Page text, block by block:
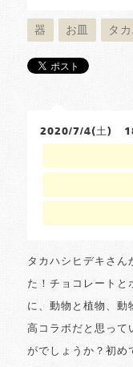
器 お皿 タ
2020/7/4(土)
タカハシヒデキさん
た！チョコレートと
に、動物と植物、動
高コラボだと思って
がでしょうか？初め